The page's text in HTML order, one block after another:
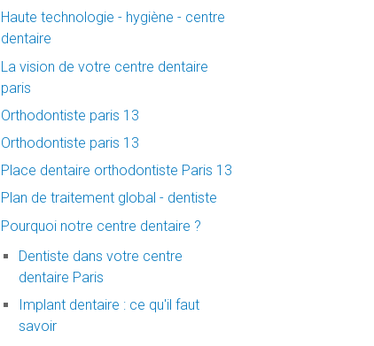
Haute technologie - hygiène - centre
dentaire
La vision de votre centre dentaire
paris
Orthodontiste paris 13
Orthodontiste paris 13
Place dentaire orthodontiste Paris 13
Plan de traitement global - dentiste
Pourquoi notre centre dentaire ?
Dentiste dans votre centre
dentaire Paris
Implant dentaire : ce qu'il faut
savoir